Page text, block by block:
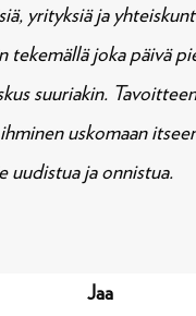
yrityksiä ja
tekemällä joka päivä
suuriakin.
uskomaan
uudistua ja onnistua.
Jaa